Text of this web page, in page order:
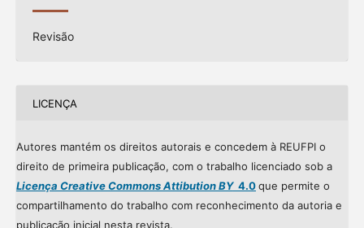
Revisão
LICENÇA
Autores mantém os direitos autorais e concedem à REUFPI o
direito de primeira publicação, com o trabalho licenciado sob a
Licença Creative Commons Attibution BY4.0que permite o
compartilhamento do trabalho com reconhecimento da autoria e
publicação inicial nesta revista.